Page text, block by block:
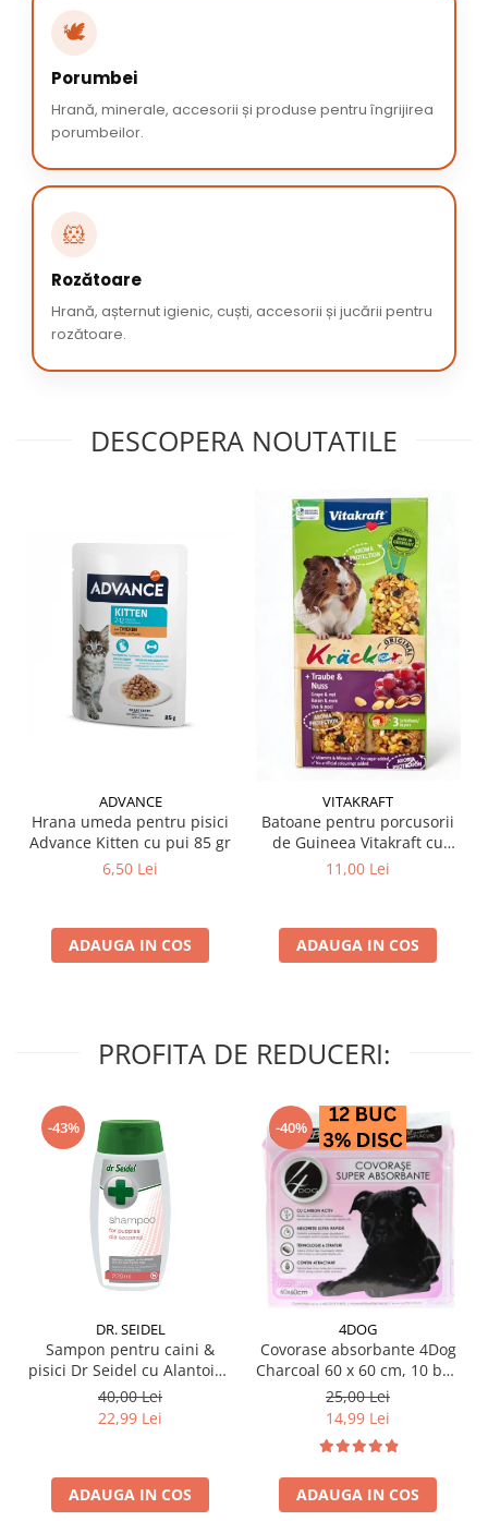
🕊️
Porumbei
Hrană, minerale, accesorii și produse pentru îngrijirea
porumbeilor.
🐹
Rozătoare
Hrană, așternut igienic, cuști, accesorii și jucării pentru
rozătoare.
DESCOPERA NOUTATILE
ADVANCE
Hrana umeda pentru pisici
Advance Kitten cu pui 85 gr
6,50 Lei
ADAUGA IN COS
VITAKRAFT
Batoane pentru porcusorii
de Guineea Vitakraft cu
struguri & nuci 2 buc
11,00 Lei
ADAUGA IN COS
PROFITA DE REDUCERI:
-43%
DR. SEIDEL
Sampon pentru caini &
pisici Dr Seidel cu Alantoina
220 ml
40,00 Lei
22,99 Lei
ADAUGA IN COS
-40%
4DOG
Covorase absorbante 4Dog
Charcoal 60 x 60 cm, 10 buc
/ pachet
25,00 Lei
14,99 Lei
ADAUGA IN COS